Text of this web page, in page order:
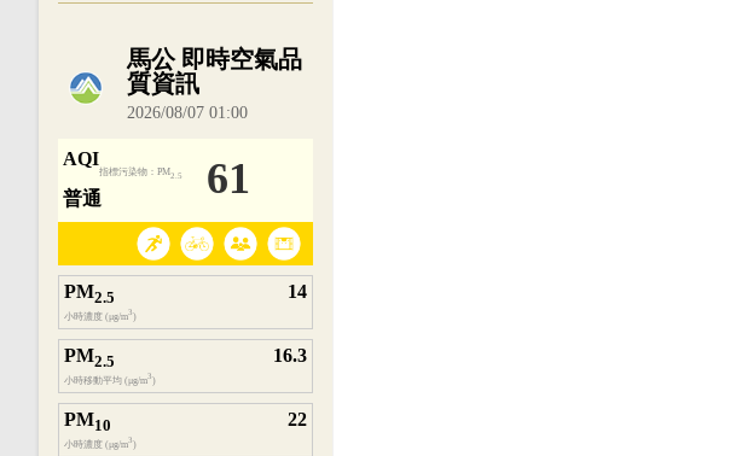
內嵌空氣品質小工具為視覺預覽，完整即時空氣品質資料請開啟